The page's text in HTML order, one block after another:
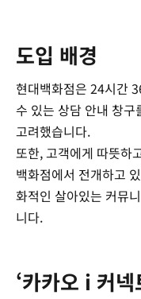
도입 배경
현대백화점은 24시간
수 있는 상담 안내 창
고려했습니다.
또한, 고객에게 따뜻하
백화점에서 전개하고
화적인 살아있는 커뮤
니다.
‘카카오 i 커